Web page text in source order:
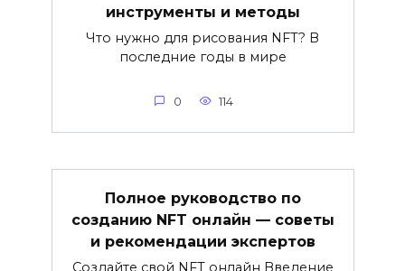
инструменты и методы
Что нужно для рисования NFT? В
последние годы в мире
0 114
Полное руководство по
созданию NFT онлайн — советы
и рекомендации экспертов
Создайте свой NFT онлайн Введение